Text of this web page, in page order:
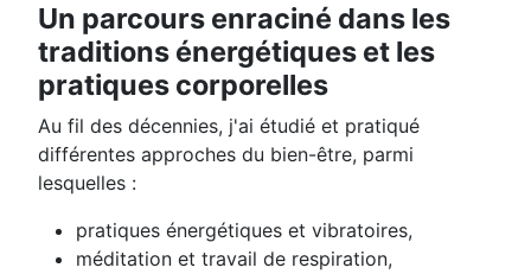
Un parcours enraciné dans les
traditions énergétiques et les
pratiques corporelles
Au fil des décennies, j'ai étudié et pratiqué
différentes approches du bien-être, parmi
lesquelles :
pratiques énergétiques et vibratoires,
méditation et travail de respiration,